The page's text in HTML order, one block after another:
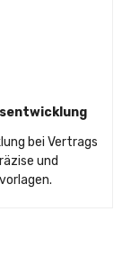
bei Vertrags
und